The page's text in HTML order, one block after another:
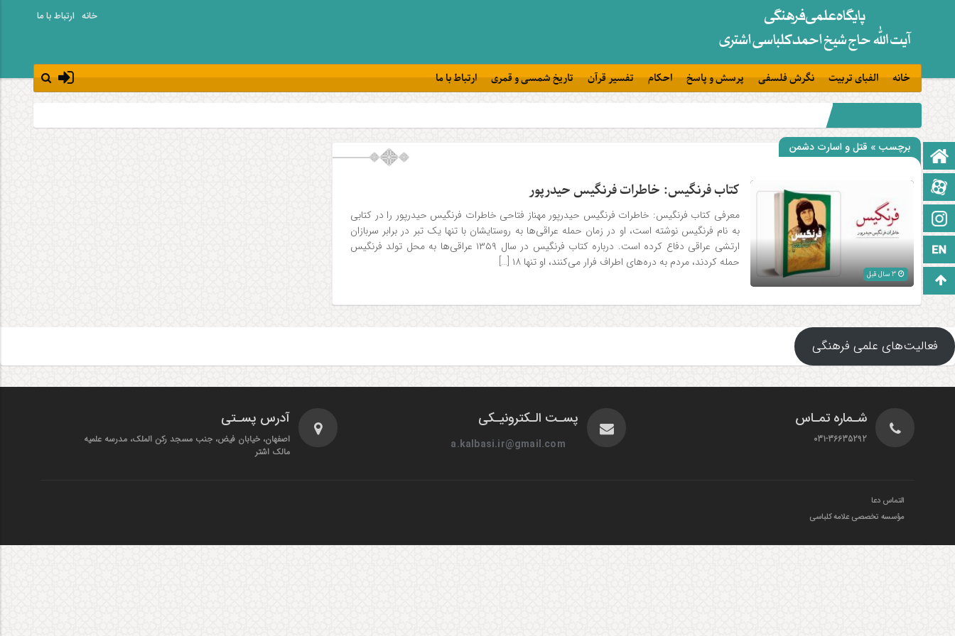
خانه ارتباط با ما
خانه الفبای تربیت نگرش فلسفی پرسش و پاسخ احکام تفسیر قرآن تاریخ شمسی و قمری ارتباط با ما
صفحه نخست
آپارات
اینستاگرام
زبان انگلیسی
برو بالا
برچسب » قتل و اسارت دشمن
کتاب فرنگیس: خاطرات فرنگیس حیدرپور
معرفی کتاب فرنگیس: خاطرات فرنگیس حیدرپور مهناز فتاحی خاطرات فرنگیس حیدرپور را در کتابی
به نام فرنگیس نوشته است، او در زمان حمله‌ عراقی‌ها به روستایشان با تنها یک تبر در برابر سربازان
ارتشی عراقی دفاع کرده است. درباره کتاب فرنگیس در سال ۱۳۵۹ عراقی‌ها به محل تولد فرنگیس
حمله کردند، مردم به دره‌های اطراف فرار می‌کنند، او تنها ۱۸ […]
فعالیت‌های علمی فرهنگی
شـماره تمـاس
031-36635292
پسـت الـکترونیـکی
a.kalbasi.ir@gmail.com
آدرس پسـتی
اصفهان، خیابان فیض، جنب مسجد رکن الملک، مدرسه علمیه
مالک اشتر
التماس دعا
مؤسسه تخصصی علامه کلباسی